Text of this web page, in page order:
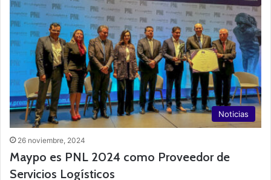
:
Noticias
26 noviembre, 2024
Maypo es PNL 2024 como Proveedor de
Servicios Logísticos